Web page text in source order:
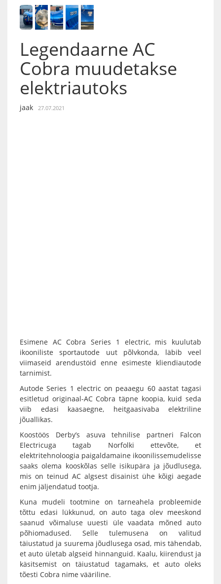
Legendaarne AC
Cobra muudetakse
elektriautoks
jaak 27.07.2021
Esimene AC Cobra Series 1 electric, mis kuulutab
ikooniliste sportautode uut põlvkonda, läbib veel
viimaseid arendustöid enne esimeste kliendiautode
tarnimist.
Autode Series 1 electric on peaaegu 60 aastat tagasi
esitletud originaal-AC Cobra täpne koopia, kuid seda
viib edasi kaasaegne, heitgaasivaba elektriline
jõuallikas.
Koostöös Derby’s asuva tehnilise partneri Falcon
Electricuga tagab Norfolki ettevõte, et
elektritehnoloogia paigaldamaine ikoonilissemudelisse
saaks olema kooskõlas selle isikupära ja jõudlusega,
mis on teinud AC algsest disainist ühe kõigi aegade
enim jäljendatud tootja.
Kuna mudeli tootmine on tarneahela probleemide
tõttu edasi lükkunud, on auto taga olev meeskond
saanud võimaluse uuesti üle vaadata mõned auto
põhiomadused. Selle tulemusena on valitud
täiustatud ja suurema jõudlusega osad, mis tähendab,
et auto ületab algseid hinnanguid. Kaalu, kiirendust ja
käsitsemist on täiustatud tagamaks, et auto oleks
tõesti Cobra nime vääriline.